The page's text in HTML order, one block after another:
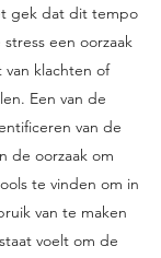
gek dat dit tempo
een oorzaak
klachten of
Een van de
van de
de oorzaak om
te vinden om in
van te maken
voelt om de